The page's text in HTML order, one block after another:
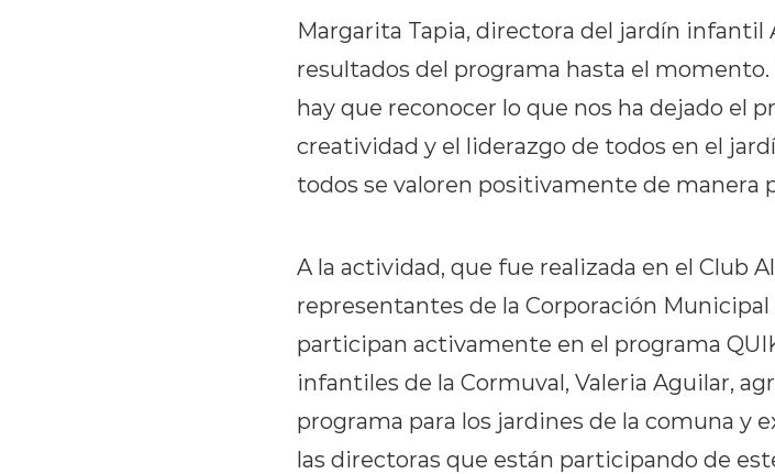
Margarita Tapia, directora del jardín infantil
resultados del programa hasta el
hay que reconocer lo que nos ha dejado el
creatividad y el liderazgo de todos en el
todos se valoren positivamente de manera
A la actividad, que fue realizada en el Club
representantes de la Corporación Municipal
participan activamente en el programa
infantiles de la Cormuval, Valeria Aguilar,
programa para los jardines de la comuna y
las directoras que están participando de